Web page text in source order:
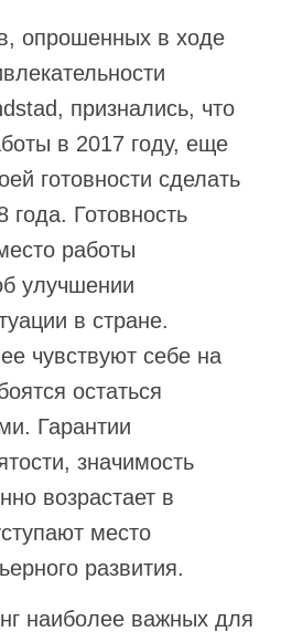
опрошенных в ходе
признались, что
в 2017 году, еще
готовности сделать
года. Готовность
работы
улучшении
в стране.
чувствуют себе на
остаться
Гарантии
значимость
возрастает в
место
развития.
наиболее важных для